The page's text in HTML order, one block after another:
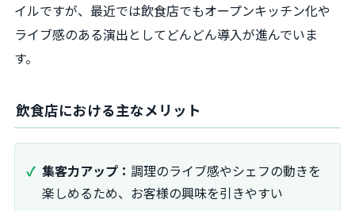
イルですが、最近では飲食店でもオープンキッチン化や
ライブ感のある演出としてどんどん導入が進んでいま
す。
飲食店における主なメリット
集客力アップ： 調理のライブ感やシェフの動きを
楽しめるため、お客様の興味を引きやすい